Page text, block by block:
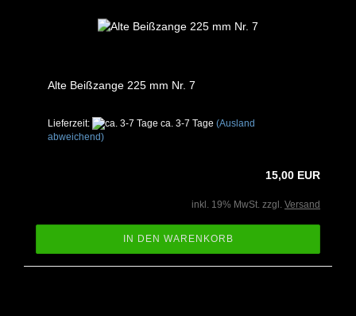
Alte Beißzange 225 mm Nr. 7
Lieferzeit: ca. 3-7 Tage (Ausland
abweichend)
15,00 EUR
inkl. 19% MwSt. zzgl. Versand
IN DEN WARENKORB